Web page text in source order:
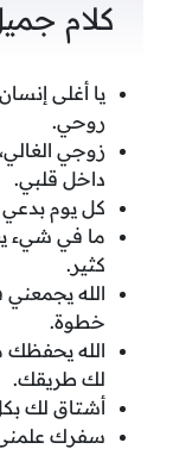
كلام
يا أغلى
روحي.
زوجي
داخل قلبي.
كل يوم
ما في شيء
كثير.
الله
خطوة.
الله
لك طريقك.
أشتاق لك
سفرك